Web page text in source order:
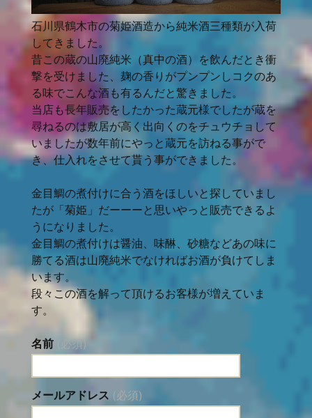
石川県鶴木市の菊姫酒造から純米酒三種類が入荷
してきました。
昔この蔵の山廃純米（真中の酒）を飲んだとき衝
撃を受けました、麹の香りがプンプンしコクのあ
る味でこんな酒も有るんだと驚きました。
当店も長年販売をしたかった蔵元様でしたが蔵を
尋ねるのは敷居が高く出向くのをチュウチョして
いましたが数年前にやっと蔵元を訪ねる事がで
き、仕入れをさせて貰う事ができました。
金目鯛の煮付けに合う酒をほしいと探していまし
たが「菊姫」だーーーと思いやっと販売できるよ
うになりました。
金目鯛の煮付けは醤油、味醂、砂糖などあの味に
勝てる酒は山廃純米でなければお酒が負けてしま
います。
段々この酒を解って頂けるお客様が増えていま
す。
名前 (必須)
メールアドレス (必須)